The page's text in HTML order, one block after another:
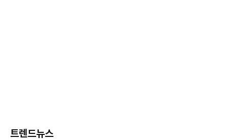
트렌드뉴스